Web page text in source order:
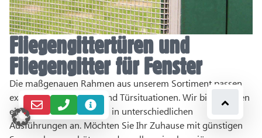
Fliegengittertüren und
Fliegengitter für Fenster
Die maßgenauen Rahmen aus unserem Sortiment passen
exakt zu allen Fenster- und Türsituationen. Wir bieten Ihnen
eine sehr große Auswahl in unterschiedlichen
Ausführungen an. Möchten Sie Ihr Zuhause mit günstigen